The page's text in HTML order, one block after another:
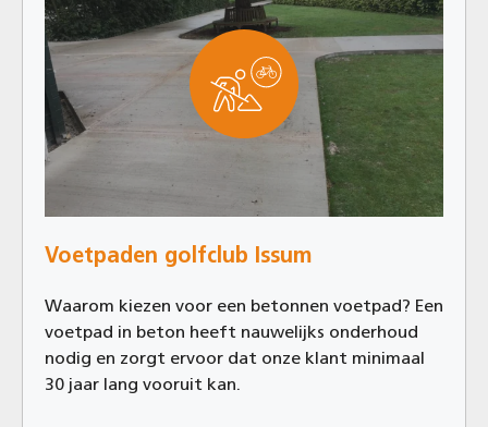
Voetpaden golfclub Issum
Waarom kiezen voor een betonnen voetpad? Een
voetpad in beton heeft nauwelijks onderhoud
nodig en zorgt ervoor dat onze klant minimaal
30 jaar lang vooruit kan.